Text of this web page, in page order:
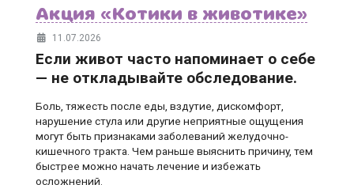
Акция «Котики в животике»
11.07.2026
Если живот часто напоминает о себе
— не откладывайте обследование.
Боль, тяжесть после еды, вздутие, дискомфорт,
нарушение стула или другие неприятные ощущения
могут быть признаками заболеваний желудочно-
кишечного тракта. Чем раньше выяснить причину, тем
быстрее можно начать лечение и избежать
осложнений.